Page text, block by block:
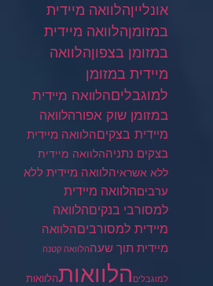
אונלייןהלוואה מיידית
במזומןהלוואה מיידית
במזומן בצפוןהלוואה
מיידית במזומן
למוגבליםהלוואה מיידית
במזומן שוק אפורהלוואה
מיידית בצקיםהלוואה מיידית
בצקים נתניההלוואה מיידית
ללא אשראיהלוואה מיידית ללא
ערביםהלוואה מיידית
למסורבי בנקיםהלוואה
מיידית למסורביםהלוואה
מיידית תוך שעההלוואה קטנה
למוגבלים הלוואותהלוואות